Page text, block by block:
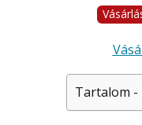
Tartalom